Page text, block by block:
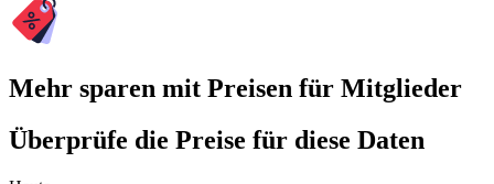
Mehr sparen mit Preisen für Mitglieder
Überprüfe die Preise für diese Daten